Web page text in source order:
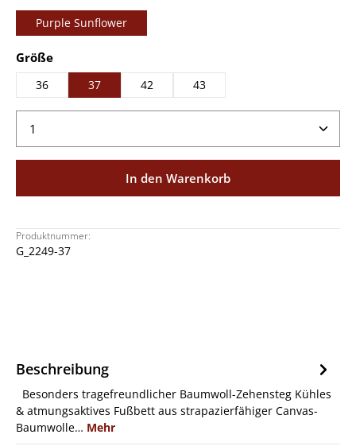
Purple Sunflower
Größeauswählen
36 37 42 43
Produkt Anzahl: Gib den gewünschten Wert ein
In den Warenkorb
Produktnummer:
G_2249-37
Beschreibung
Besonders tragefreundlicher Baumwoll-Zehensteg Kühles
& atmungsaktives Fußbett aus strapazierfähiger Canvas-
Baumwolle… Mehr